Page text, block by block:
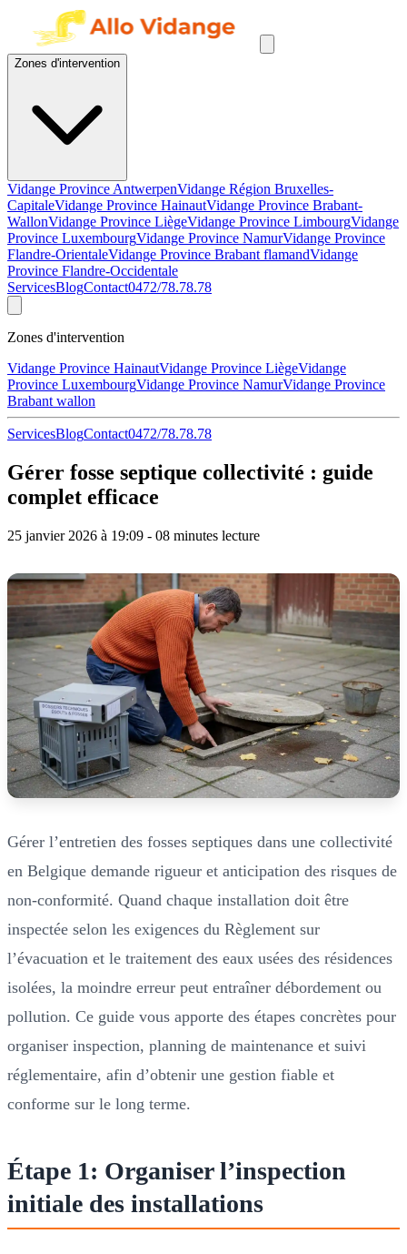
Zones d'intervention
Vidange Province AntwerpenVidange Région Bruxelles-
CapitaleVidange Province HainautVidange Province Brabant-
WallonVidange Province LiègeVidange Province LimbourgVidange
Province LuxembourgVidange Province NamurVidange Province
Flandre-OrientaleVidange Province Brabant flamandVidange
Province Flandre-Occidentale
ServicesBlogContact0472/78.78.78
Zones d'intervention
Vidange Province HainautVidange Province LiègeVidange
Province LuxembourgVidange Province NamurVidange Province
Brabant wallon
ServicesBlogContact0472/78.78.78
Gérer fosse septique collectivité : guide
complet efficace
25 janvier 2026 à 19:09 - 08 minutes lecture
Gérer l’entretien des fosses septiques dans une collectivité
en Belgique demande rigueur et anticipation des risques de
non-conformité. Quand chaque installation doit être
inspectée selon les exigences du Règlement sur
l’évacuation et le traitement des eaux usées des résidences
isolées, la moindre erreur peut entraîner débordement ou
pollution. Ce guide vous apporte des étapes concrètes pour
organiser inspection, planning de maintenance et suivi
réglementaire, afin d’obtenir une gestion fiable et
conforme sur le long terme.
Étape 1: Organiser l’inspection
initiale des installations